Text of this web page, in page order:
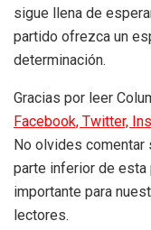
sigue llena de
partido ofrezca un
determinación.
Gracias por leer
Facebook, Twitter,
No olvides
parte inferior de esta
importante para
lectores.